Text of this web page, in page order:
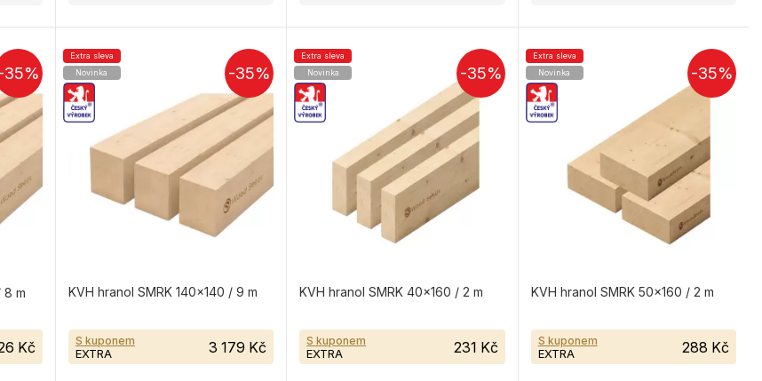
35%
8 m
Kč
-35%
Extra sleva
Novinka
KVH hranol SMRK 140×140 / 9 m
S kuponem
EXTRA 3 179 Kč
-35%
Extra sleva
Novinka
KVH hranol SMRK 40×160 / 2 m
S kuponem
EXTRA 231 Kč
-35%
Extra sleva
Novinka
KVH hranol SMRK 50×160 / 2 m
S kuponem
EXTRA 288 Kč